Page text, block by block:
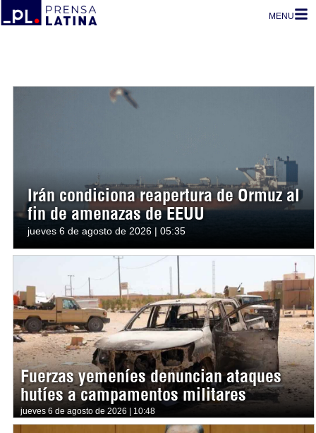
MENU
Irán condiciona reapertura de Ormuz al
fin de amenazas de EEUU
jueves 6 de agosto de 2026 | 05:35
Fuerzas yemeníes denuncian ataques
hutíes a campamentos militares
jueves 6 de agosto de 2026 | 10:48